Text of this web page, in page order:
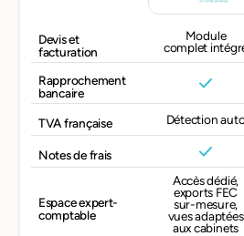
Devis et
facturation
Module
complet
Rapprochement
bancaire
TVA française Détection
Notes de frais
Espace expert-
comptable
Accès dédié,
exports FEC
sur-mesure,
vues adaptées
aux cabinets